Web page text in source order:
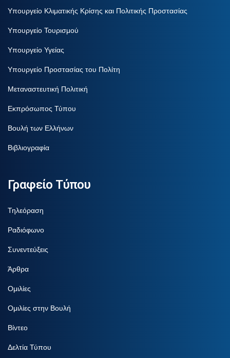
Υπουργείο Κλιματικής Κρίσης και Πολιτικής Προστασίας
Υπουργείο Τουρισμού
Υπουργείο Υγείας
Υπουργείο Προστασίας του Πολίτη
Μεταναστευτική Πολιτική
Εκπρόσωπος Τύπου
Βουλή των Ελλήνων
Βιβλιογραφία
Γραφείο Τύπου
Τηλεόραση
Ραδιόφωνο
Συνεντεύξεις
Άρθρα
Ομιλίες
Ομιλίες στην Βουλή
Βίντεο
Δελτία Τύπου